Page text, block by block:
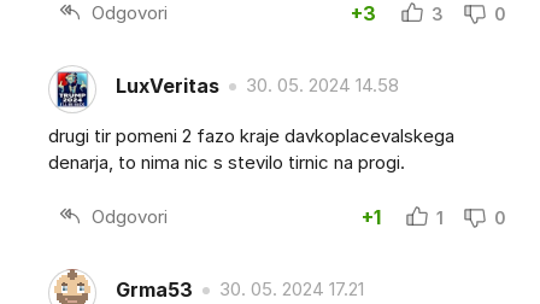
Odgovori +3 3 0
LuxVeritas 30. 05. 2024 14.58
drugi tir pomeni 2 fazo kraje davkoplacevalskega
denarja, to nima nic s stevilo tirnic na progi.
Odgovori +1 1 0
Grma53 30. 05. 2024 17.21